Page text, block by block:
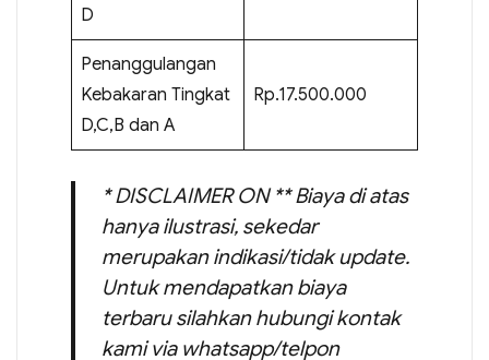
D
Penanggulangan
Kebakaran Tingkat
D,C,B dan A
Rp.17.500.000
* DISCLAIMER ON ** Biaya di atas
hanya ilustrasi, sekedar
merupakan indikasi/tidak update.
Untuk mendapatkan biaya
terbaru silahkan hubungi kontak
kami via whatsapp/telpon